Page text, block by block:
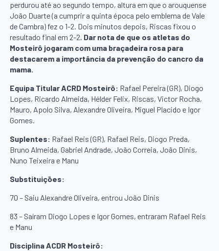
perdurou até ao segundo tempo, altura em que o arouquense
João Duarte (a cumprir a quinta época pelo emblema de Vale
de Cambra) fez o 1-2. Dois minutos depois, Riscas fixou o
resultado final em 2-2. Dar nota de que os atletas do
Mosteirô jogaram com uma braçadeira rosa para
destacarem a importância da prevenção do cancro da
mama.
Equipa Titular ACRD Mosteirô: Rafael Pereira (GR), Diogo
Lopes, Ricardo Almeida, Hélder Felix, Riscas, Victor Rocha,
Mauro, Apolo Silva, Alexandre Oliveira, Miguel Placido e Igor
Gomes.
Suplentes: Rafael Reis (GR), Rafael Reis, Diogo Preda,
Bruno Almeida, Gabriel Andrade, João Correia, João Dinis,
Nuno Teixeira e Manu
Substituições:
70 – Saiu Alexandre Oliveira, entrou João Dinis
83 – Saíram Diogo Lopes e Igor Gomes, entraram Rafael Reis
e Manu
Disciplina ACDR Mosteirô: